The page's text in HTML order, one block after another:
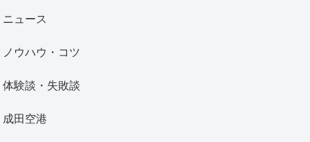
ニュース
ノウハウ・コツ
体験談・失敗談
成田空港